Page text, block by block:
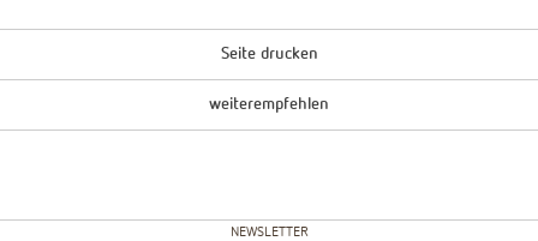
Seite drucken
weiterempfehlen
NEWSLETTER